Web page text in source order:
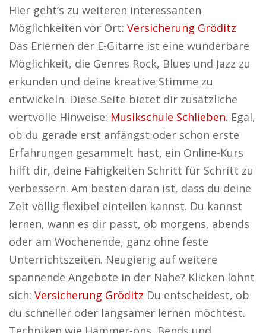
Hier geht’s zu weiteren interessanten
Möglichkeiten vor Ort: Versicherung Gröditz
Das Erlernen der E-Gitarre ist eine wunderbare
Möglichkeit, die Genres Rock, Blues und Jazz zu
erkunden und deine kreative Stimme zu
entwickeln. Diese Seite bietet dir zusätzliche
wertvolle Hinweise: Musikschule Schlieben. Egal,
ob du gerade erst anfängst oder schon erste
Erfahrungen gesammelt hast, ein Online-Kurs
hilft dir, deine Fähigkeiten Schritt für Schritt zu
verbessern. Am besten daran ist, dass du deine
Zeit völlig flexibel einteilen kannst. Du kannst
lernen, wann es dir passt, ob morgens, abends
oder am Wochenende, ganz ohne feste
Unterrichtszeiten. Neugierig auf weitere
spannende Angebote in der Nähe? Klicken lohnt
sich: Versicherung Gröditz Du entscheidest, ob
du schneller oder langsamer lernen möchtest.